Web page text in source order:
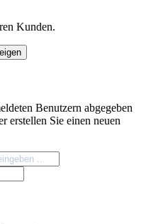
Kunden.
Benutzern abgegeben
erstellen Sie einen neuen